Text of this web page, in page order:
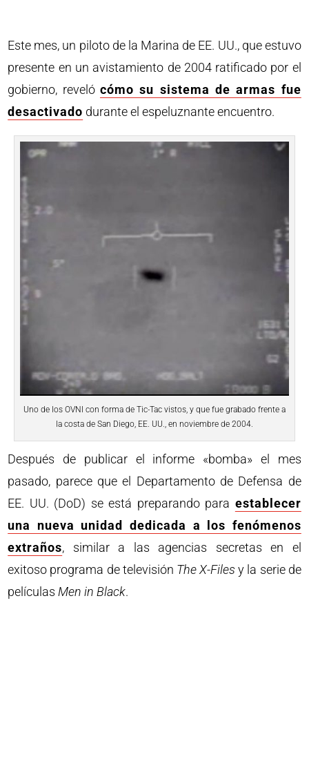
Este mes, un piloto de la Marina de EE. UU., que estuvo
presente en un avistamiento de 2004 ratificado por el
gobierno, reveló cómo su sistema de armas fue
desactivado durante el espeluznante encuentro.
Uno de los OVNI con forma de Tic-Tac vistos, y que fue grabado frente a
la costa de San Diego, EE. UU., en noviembre de 2004.
Después de publicar el informe «bomba» el mes
pasado, parece que el Departamento de Defensa de
EE. UU. (DoD) se está preparando para establecer
una nueva unidad dedicada a los fenómenos
extraños, similar a las agencias secretas en el
exitoso programa de televisión The X-Files y la serie de
películasMen in Black.